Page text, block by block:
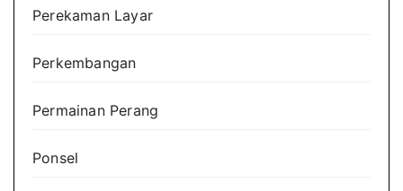
Perekaman Layar
Perkembangan
Permainan Perang
Ponsel